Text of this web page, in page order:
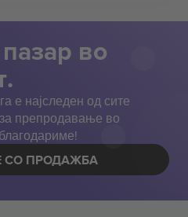
пазар во
е најследен од сите
препродавање во
СО ПРОДАЖБА